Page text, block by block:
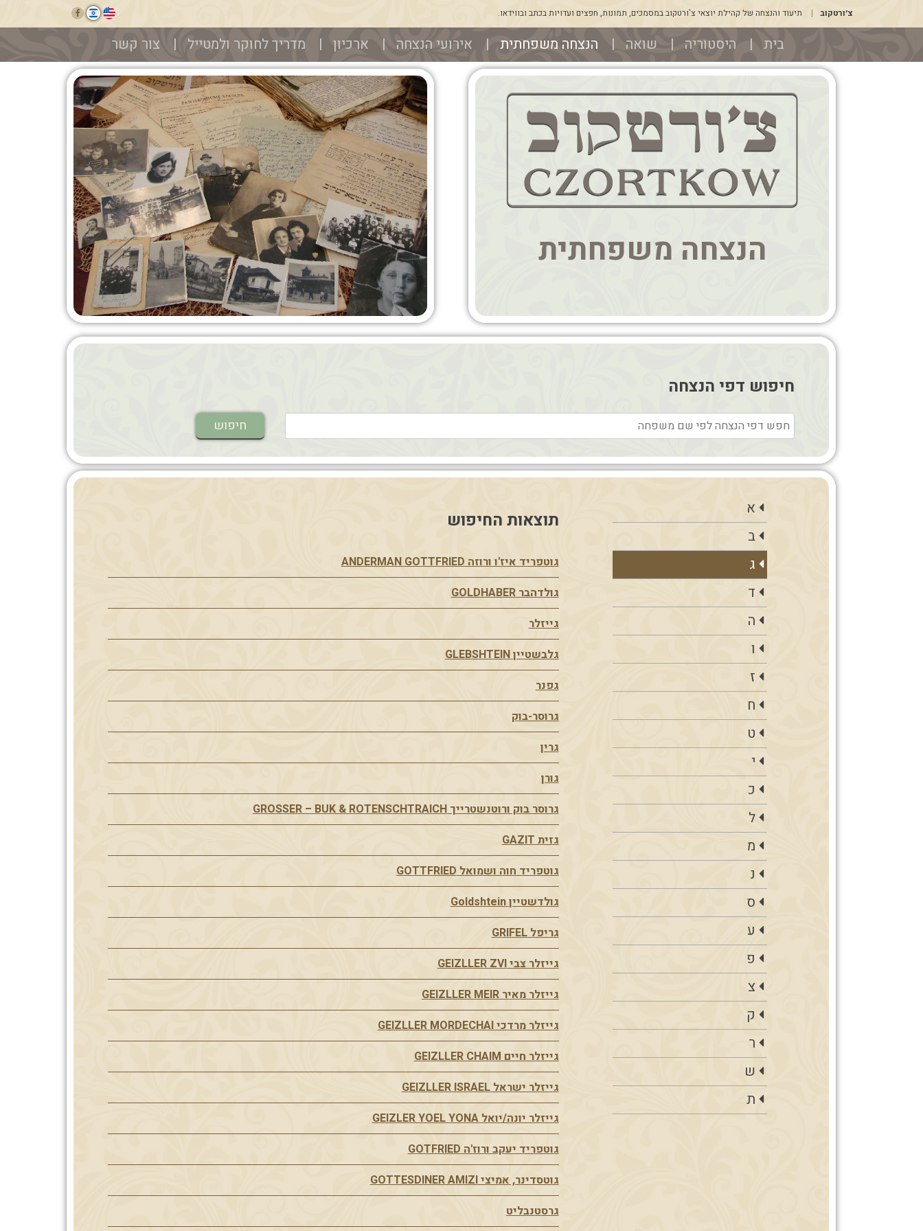
לתוכן
צ׳ורטקוב תיעוד והנצחה של קהילת יוצאי צ'ורטקוב במסמכים, תמונות, חפצים ועדויות בכתב ובווידאו.
בית היסטוריה שואה הנצחה משפחתית אירועי הנצחה ארכיון מדריך לחוקר ולמטייל צור קשר
הנצחה משפחתית
חיפוש דפי הנצחה
א
ב
ג
ד
ה
ו
ז
ח
ט
י
כ
ל
מ
נ
ס
ע
פ
צ
ק
ר
ש
ת
תוצאות החיפוש
גוטפריד איז'ו ורוזה ANDERMAN GOTTFRIED
גולדהבר GOLDHABER
גייזלר
גלבשטיין GLEBSHTEIN
גפנר
גרוסר-בוק
גרין
גורן
גרוסר בוק ורוטנשטרייך GROSSER – BUK & ROTENSCHTRAICH
גזית GAZIT
גוטפריד חוה ושמואל GOTTFRIED
גולדשטיין Goldshtein
גריפל GRIFEL
גייזלר צבי GEIZLLER ZVI
גייזלר מאיר GEIZLLER MEIR
גייזלר מרדכי GEIZLLER MORDECHAI
גייזלר חיים GEIZLLER CHAIM
גייזלר ישראל GEIZLLER ISRAEL
גייזלר יונה/יואל GEIZLER YOEL YONA
גוטפריד יעקב ורוז'ה GOTFRIED
גוטסדינר, אמיצי GOTTESDINER AMIZI
גרסטנבליט